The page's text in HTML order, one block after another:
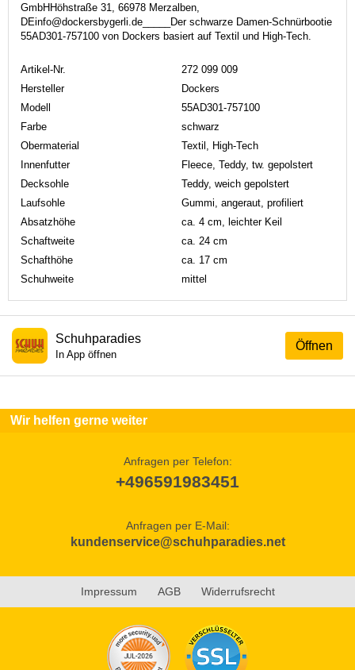
GmbHHöhstraße 31, 66978 Merzalben,
DEinfo@dockersbygerli.de_____Der schwarze Damen-Schnürbootie
55AD301-757100 von Dockers basiert auf Textil und High-Tech.
Artikel-Nr.
272 099 009
Hersteller
Dockers
Modell
55AD301-757100
Farbe
schwarz
Obermaterial
Textil, High-Tech
Innenfutter
Fleece, Teddy, tw. gepolstert
Decksohle
Teddy, weich gepolstert
Laufsohle
Gummi, angeraut, profiliert
Absatzhöhe
ca. 4 cm, leichter Keil
Schaftweite
ca. 24 cm
Schafthöhe
ca. 17 cm
Schuhweite
mittel
Öffnen
Schuhparadies
In App öffnen
Wir helfen gerne weiter
Anfragen per Telefon:
+496591983451
Anfragen per E-Mail:
kundenservice@schuhparadies.net
Impressum AGB Widerrufsrecht